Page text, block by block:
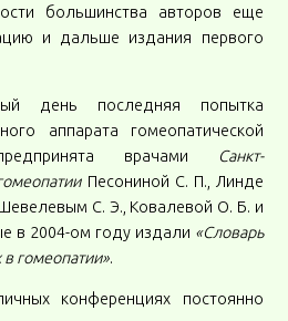
большинства авторов еще
и дальше издания первого
день последняя попытка
аппарата гомеопатической
врачами
Санкт-
Песониной С. П., Линде
С. Э., Ковалевой О. Б. и
в 2004-ом году издали «Словарь
гомеопатии».
конференциях постоянно